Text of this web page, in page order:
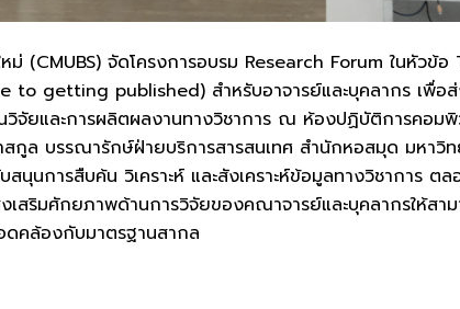
(CMUBS) จัดโครงการอบรม Research Forum ในหัวข้
to getting published) สำหรับอาจารย์และบุคลากร เพื่อส่
จัยและการผลิตผลงานทางวิชาการ ณ ห้องปฏิบัติการคอมพิ
กูล บรรณารักษ์ฝ่ายบริการสารสนเทศ สำนักหอสมุด มหาวิท
นุนการสืบค้น วิเคราะห์ และสังเคราะห์ข้อมูลทางวิชาการ ตล
สริมศักยภาพด้านการวิจัยของคณาจารย์และบุคลากรให้สาม
คล้องกับมาตรฐานสากล